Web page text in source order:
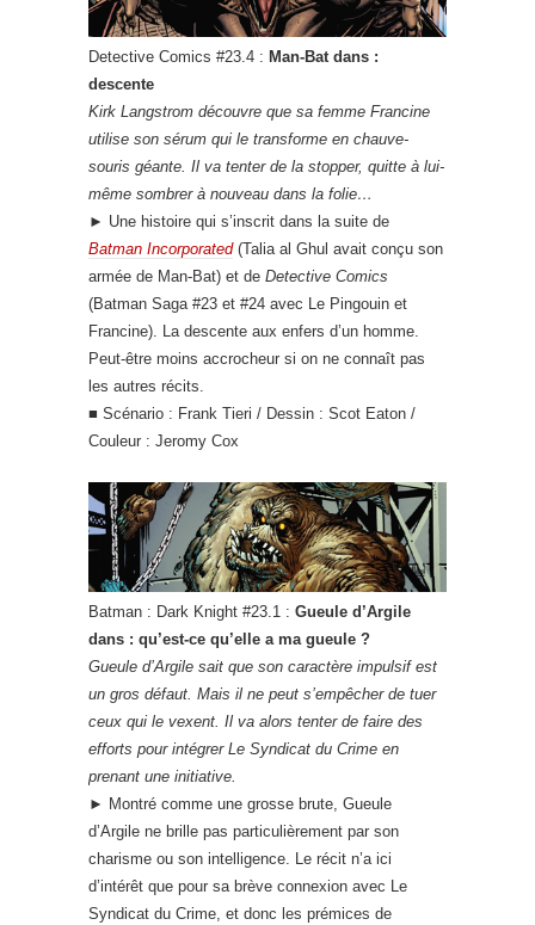
Detective Comics #23.4 : Man-Bat dans :
descente
Kirk Langstrom découvre que sa femme Francine
utilise son sérum qui le transforme en chauve-
souris géante. Il va tenter de la stopper, quitte à lui-
même sombrer à nouveau dans la folie…
► Une histoire qui s’inscrit dans la suite de
Batman Incorporated(Talia al Ghul avait conçu son
armée de Man-Bat) et de Detective Comics
(Batman Saga #23 et #24 avec Le Pingouin et
Francine). La descente aux enfers d’un homme.
Peut-être moins accrocheur si on ne connaît pas
les autres récits.
■ Scénario : Frank Tieri / Dessin : Scot Eaton /
Couleur : Jeromy Cox
Batman : Dark Knight #23.1 : Gueule d’Argile
dans : qu’est-ce qu’elle a ma gueule ?
Gueule d’Argile sait que son caractère impulsif est
un gros défaut. Mais il ne peut s’empêcher de tuer
ceux qui le vexent. Il va alors tenter de faire des
efforts pour intégrer Le Syndicat du Crime en
prenant une initiative.
► Montré comme une grosse brute, Gueule
d’Argile ne brille pas particulièrement par son
charisme ou son intelligence. Le récit n’a ici
d’intérêt que pour sa brève connexion avec Le
Syndicat du Crime, et donc les prémices de